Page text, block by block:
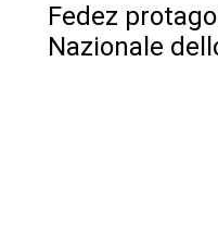
- Autore
Fedez
Nazionale